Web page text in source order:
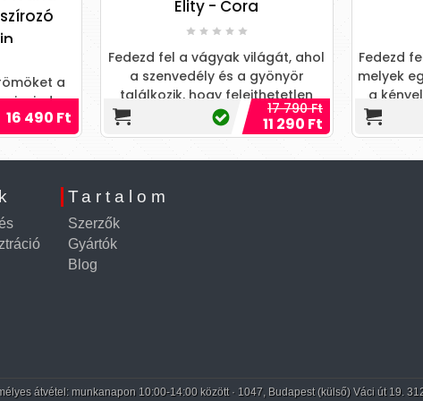
fel a vágyak világát, ahol
a szenvedély és a gyönyör
találkozik, hogy felejthetetlen
élményeket nyújtson!
Fedezd fel a végtelen
melyek egyesítik a
a kényelmet, hogy a
szárnyra kapjon!
Tartalom
Szerzők
Gyártók
Blog
átvétel: munkanapon 10:00-14:00 között · 1047, Budapest (külső) Váci út 19.